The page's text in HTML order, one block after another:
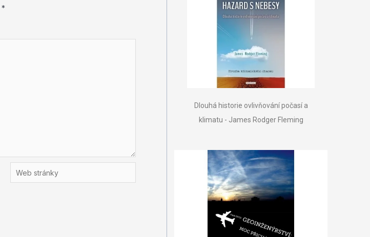
*
Web
stránky
Dlouhá historie ovlivňování počasí a
klimatu - James Rodger Fleming